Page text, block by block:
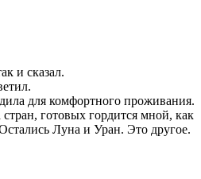
и сказал.
для комфортного проживания.
готовых гордится мной, как
Луна и Уран. Это другое.